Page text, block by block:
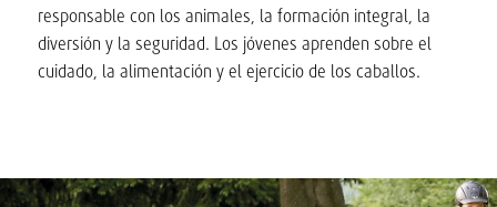
responsable con los animales, la formación integral, la
diversión y la seguridad. Los jóvenes aprenden sobre el
cuidado, la alimentación y el ejercicio de los caballos.